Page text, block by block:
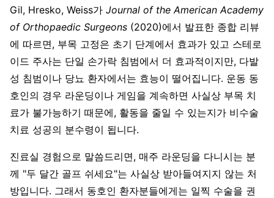
Gil, Hresko, Weiss가 Journal of the American Academy
of Orthopaedic Surgeons (2020)에서 발표한 종합 리뷰
에 따르면, 부목 고정은 초기 단계에서 효과가 있고 스테로
이드 주사는 단일 손가락 침범에서 더 효과적이지만, 다발
성 침범이나 당뇨 환자에서는 효능이 떨어집니다. 운동 동
호인의 경우 라운딩이나 게임을 계속하면 사실상 부목 치
료가 불가능하기 때문에, 활동을 줄일 수 있는지가 비수술
치료 성공의 분수령이 됩니다.
진료실 경험으로 말씀드리면, 매주 라운딩을 다니시는 분
께 "두 달간 골프 쉬세요"는 사실상 받아들여지지 않는 처
방입니다. 그래서 동호인 환자분들에게는 일찍 수술을 권